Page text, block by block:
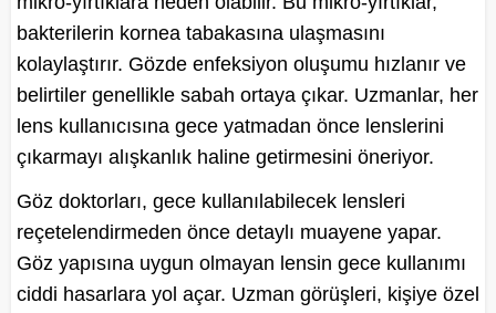
bakterilerin kornea tabakasına ulaşmasını
kolaylaştırır. Gözde enfeksiyon oluşumu hızlanır ve
belirtiler genellikle sabah ortaya çıkar. Uzmanlar, her
lens kullanıcısına gece yatmadan önce lenslerini
çıkarmayı alışkanlık haline getirmesini öneriyor.
Göz doktorları, gece kullanılabilecek lensleri
reçetelendirmeden önce detaylı muayene yapar.
Göz yapısına uygun olmayan lensin gece kullanımı
ciddi hasarlara yol açar. Uzman görüşleri, kişiye özel